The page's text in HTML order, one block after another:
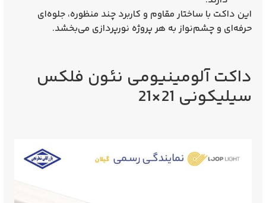
این داکت با ساختار مقاوم و کاربرد چند منظوره، جلوه‌ای
حرفه‌ای و چشم‌نواز به هر پروژه نورپردازی می‌بخشد.
داکت آلومینیومی نئون فلکس
سیلیکونی 21×21